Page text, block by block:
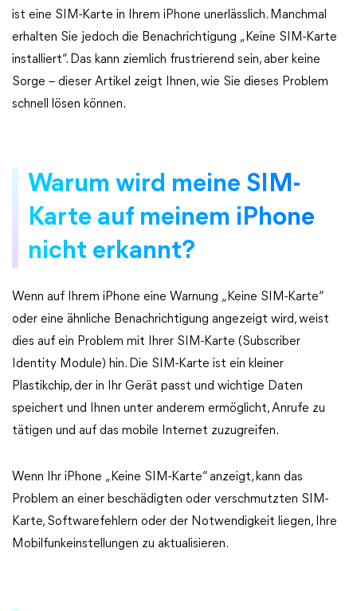
ist eine SIM-Karte in Ihrem iPhone unerlässlich. Manchmal
erhalten Sie jedoch die Benachrichtigung „Keine SIM-Karte
installiert“. Das kann ziemlich frustrierend sein, aber keine
Sorge – dieser Artikel zeigt Ihnen, wie Sie dieses Problem
schnell lösen können.
Warum wird meine SIM-
Karte auf meinem iPhone
nicht erkannt?
Wenn auf Ihrem iPhone eine Warnung „Keine SIM-Karte“
oder eine ähnliche Benachrichtigung angezeigt wird, weist
dies auf ein Problem mit Ihrer SIM-Karte (Subscriber
Identity Module) hin. Die SIM-Karte ist ein kleiner
Plastikchip, der in Ihr Gerät passt und wichtige Daten
speichert und Ihnen unter anderem ermöglicht, Anrufe zu
tätigen und auf das mobile Internet zuzugreifen.
Wenn Ihr iPhone „Keine SIM-Karte“ anzeigt, kann das
Problem an einer beschädigten oder verschmutzten SIM-
Karte, Softwarefehlern oder der Notwendigkeit liegen, Ihre
Mobilfunkeinstellungen zu aktualisieren.